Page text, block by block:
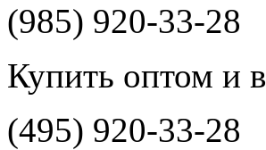
(985) 920-33-28
Купить оптом и
(495) 920-33-28